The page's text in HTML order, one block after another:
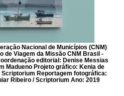
Nacional de Municípios (CNM)
de Viagem da Missão CNM Brasil -
editorial: Denise Messias
Madueno Projeto gráfico: Kenia de
Scriptorium Reportagem fotográfica:
Ribeiro / Scriptorium Ano: 2019